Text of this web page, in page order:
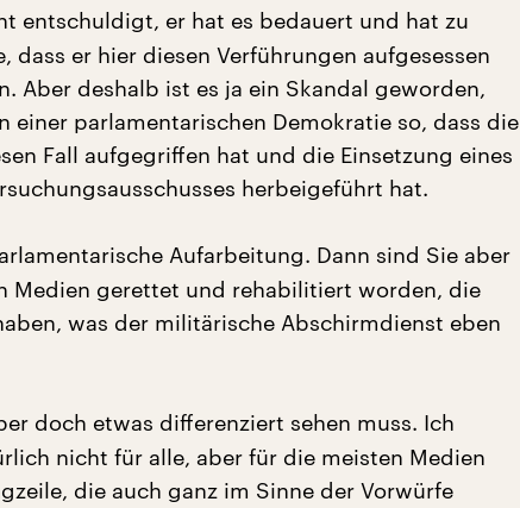
entschuldigt, er hat es bedauert und hat zu
dass er hier diesen Verführungen aufgesessen
Aber deshalb ist es ja ein Skandal geworden,
einer parlamentarischen Demokratie so, dass die
Fall aufgegriffen hat und die Einsetzung eines
herbeigeführt hat.
Aufarbeitung. Dann sind Sie aber
Medien gerettet und rehabilitiert worden, die
was der militärische Abschirmdienst eben
doch etwas differenziert sehen muss. Ich
nicht für alle, aber für die meisten Medien
die auch ganz im Sinne der Vorwürfe